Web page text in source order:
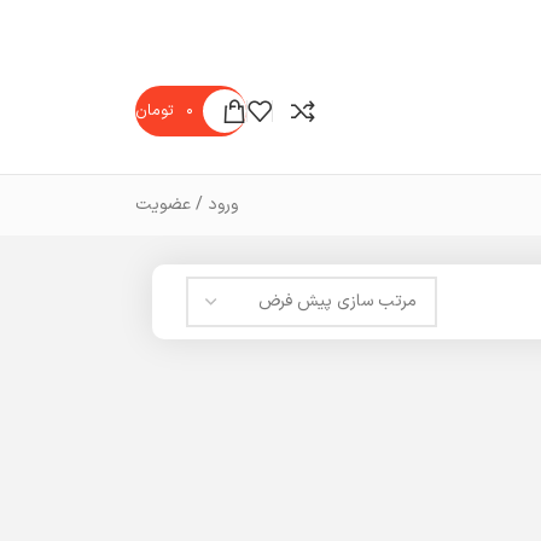
۰ تومان
ورود / عضویت